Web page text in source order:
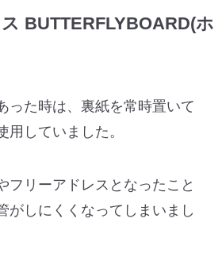
BUTTERFLYBOARD(ホ
った時は、裏紙を常時置いて
用していました。
フリーアドレスとなったこと
がしにくくなってしまいまし